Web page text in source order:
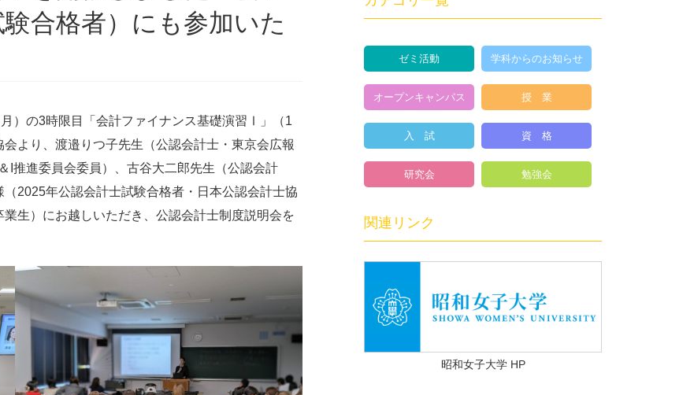
合格者）にも参加いた
）の3時限目「会計ファイナンス基礎演習Ⅰ」（1
より、渡邉りつ子先生（公認会計士・東京会広報
I推進委員会委員）、古谷大二郎先生（公認会計
2025年公認会計士試験合格者・日本公認会計士協
生）にお越しいただき、公認会計士制度説明会を
ゼミ活動 学科からのお知らせ
オープンキャンパス 授 業
入 試 資 格
研究会 勉強会
関連リンク
昭和女子大学 HP